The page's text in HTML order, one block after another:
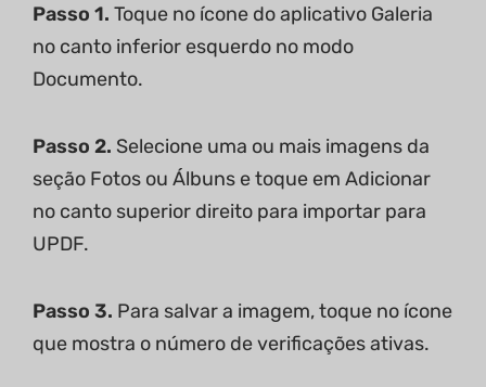
Passo 1. Toque no ícone do aplicativo Galeria
no canto inferior esquerdo no modo
Documento.
Passo 2. Selecione uma ou mais imagens da
seção Fotos ou Álbuns e toque em Adicionar
no canto superior direito para importar para
UPDF.
Passo 3. Para salvar a imagem, toque no ícone
que mostra o número de verificações ativas.